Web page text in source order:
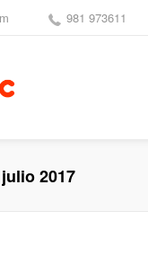
981 973611
julio 2017